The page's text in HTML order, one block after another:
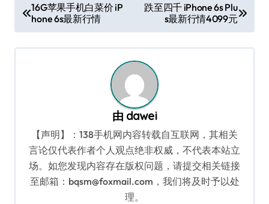
章
导
16G苹果手机白菜价 iP
hone 6s最新行情
跌至四千 iPhone 6s Plu
s最新行情4099元
由 dawei
【声明】：138手机网内容转载自互联网，其相关
言论仅代表作者个人观点绝非权威，不代表本站立
场。如您发现内容存在版权问题，请提交相关链接
至邮箱：bqsm@foxmail.com，我们将及时予以处
理。